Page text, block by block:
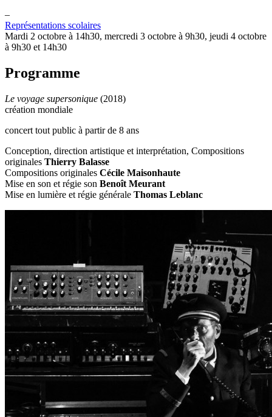
–
Représentations scolaires
Mardi 2 octobre à 14h30, mercredi 3 octobre à 9h30, jeudi 4 octobre
à 9h30 et 14h30
Programme
Le voyage supersonique (2018)
création mondiale
concert tout public à partir de 8 ans
Conception, direction artistique et interprétation, Compositions
originales Thierry Balasse
Compositions originales Cécile Maisonhaute
Mise en son et régie son Benoît Meurant
Mise en lumière et régie générale Thomas Leblanc